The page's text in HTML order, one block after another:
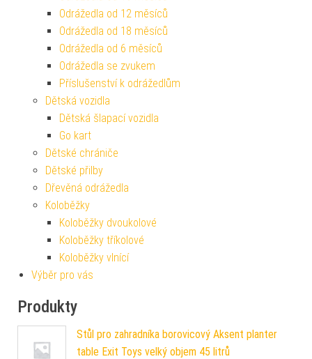
Odrážedla od 12 měsíců
Odrážedla od 18 měsíců
Odrážedla od 6 měsíců
Odrážedla se zvukem
Příslušenství k odrážedlům
Dětská vozidla
Dětská šlapací vozidla
Go kart
Dětské chrániče
Dětské přilby
Dřevěná odrážedla
Koloběžky
Koloběžky dvoukolové
Koloběžky tříkolové
Koloběžky vlnící
Výběr pro vás
Produkty
Stůl pro zahradníka borovicový Aksent planter
table Exit Toys velký objem 45 litrů